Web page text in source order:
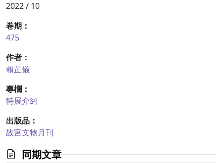
2022 / 10
卷期：
475
作者：
賴芷儀
專欄：
特展介紹
出版品：
故宮文物月刊
同期文章